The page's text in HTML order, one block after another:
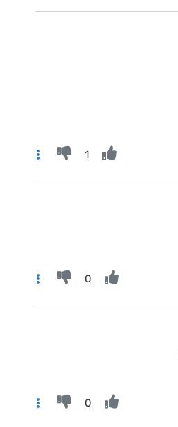
1
0
0